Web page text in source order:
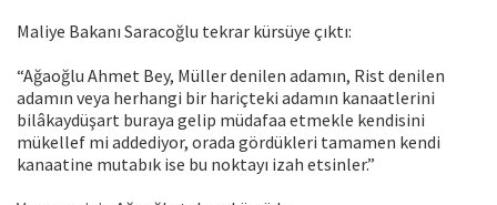
Maliye Bakanı Saracoğlu tekrar kürsüye çıktı:
“Ağaoğlu Ahmet Bey, Müller denilen adamın, Rist denilen
adamın veya herhangi bir hariçteki adamın kanaatlerini
bilâkaydüşart buraya gelip müdafaa etmekle kendisini
mükellef mi addediyor, orada gördükleri tamamen kendi
kanaatine mutabık ise bu noktayı izah etsinler.”